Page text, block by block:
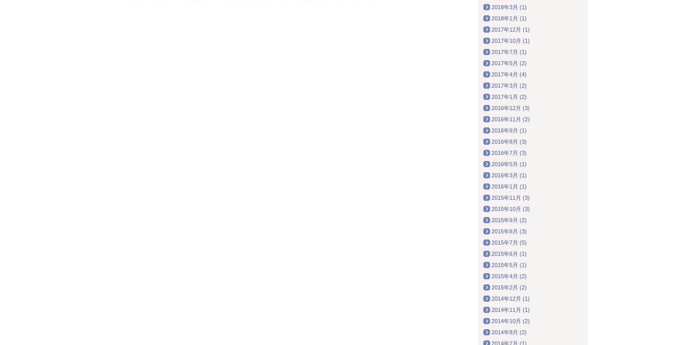
2018年3月 (1)
2018年1月 (1)
2017年12月 (1)
2017年10月 (1)
2017年7月 (1)
2017年5月 (2)
2017年4月 (4)
2017年3月 (2)
2017年1月 (2)
2016年12月 (3)
2016年11月 (2)
2016年9月 (1)
2016年8月 (3)
2016年7月 (3)
2016年5月 (1)
2016年3月 (1)
2016年1月 (1)
2015年11月 (3)
2015年10月 (3)
2015年9月 (2)
2015年8月 (3)
2015年7月 (5)
2015年6月 (1)
2015年5月 (1)
2015年4月 (2)
2015年2月 (2)
2014年12月 (1)
2014年11月 (1)
2014年10月 (2)
2014年8月 (2)
2014年7月 (1)